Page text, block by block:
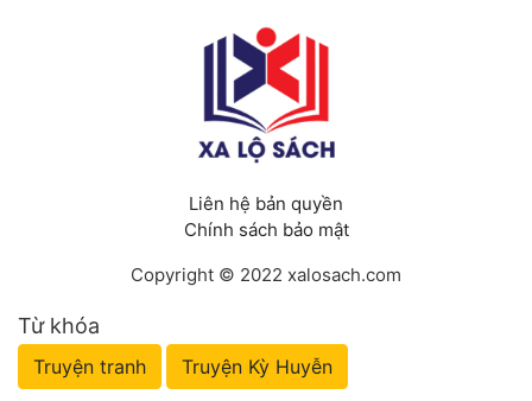
Liên hệ bản quyền
Chính sách bảo mật
Copyright © 2022 xalosach.com
Từ khóa
Truyện tranh Truyện Kỳ Huyễn